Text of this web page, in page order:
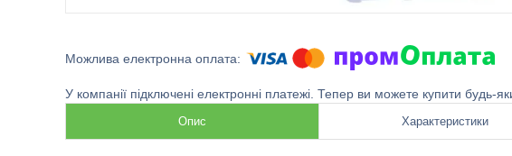
У компанії підключені електронні платежі. Тепер ви можете купити будь-
Опис Характеристики